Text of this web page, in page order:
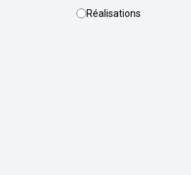
Réalisations